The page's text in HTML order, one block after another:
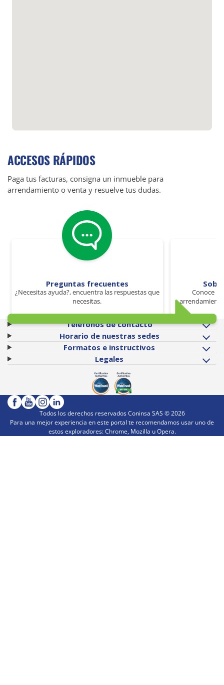
ACCESOS RÁPIDOS
Paga tus facturas, consigna un inmueble para
arrendamiento o venta y resuelve tus dudas.
Preguntas frecuentes
¿Necesitas ayuda?, encuentra las respuestas que
necesitas.
Conoce
Teléfonos de contacto
Horario de nuestras sedes
Formatos e instructivos
Legales
Todos los derechos reservados Coninsa SAS ©2026
Para una mejor experiencia en este portal te recomendamos usar uno de
estos exploradores: Chrome, Mozilla u Opera.